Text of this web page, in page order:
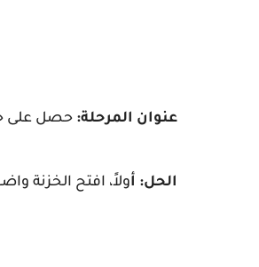
عنوان المرحلة: حصل على
الحل: أولاً، افتح الخزنة